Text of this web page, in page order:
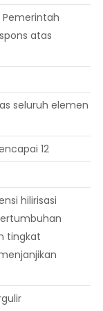
atas
seluruh elemen
12
hilirisasi
tingkat